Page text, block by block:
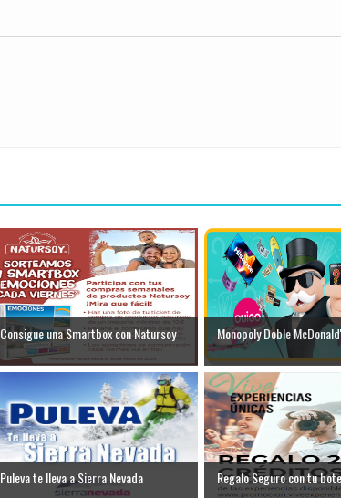
Consigue una Smartbox con Natursoy Monopoly Doble
Puleva te lleva a Sierra Nevada Regalo Seguro con tu